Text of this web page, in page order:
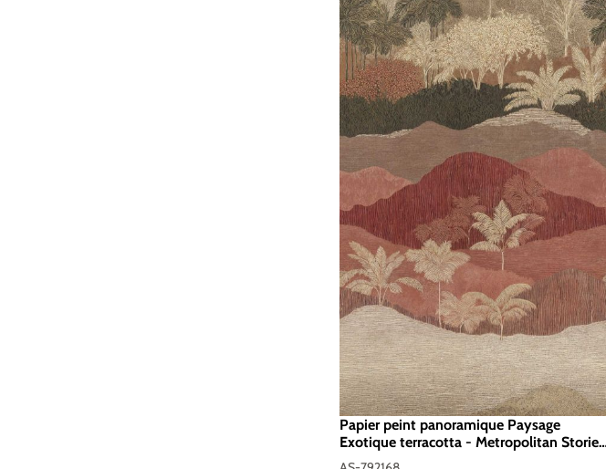
Papier peint panoramique Paysage
Exotique terracotta - Metropolitan Stories
5 Vibes & Styles d'A.S. Création | Réf. AS-